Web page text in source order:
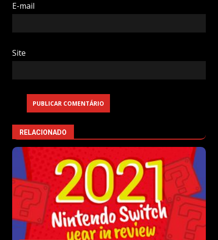
E-mail
Site
RELACIONADO